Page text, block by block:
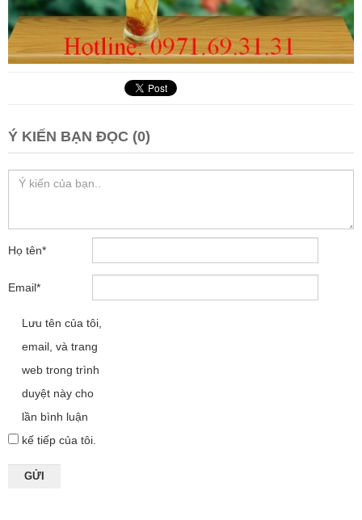
Ý KIẾN BẠN ĐỌC (0)
Họ tên*
Email*
Lưu tên của tôi,
email, và trang
web trong trình
duyệt này cho
lần bình luận
kế tiếp của tôi.